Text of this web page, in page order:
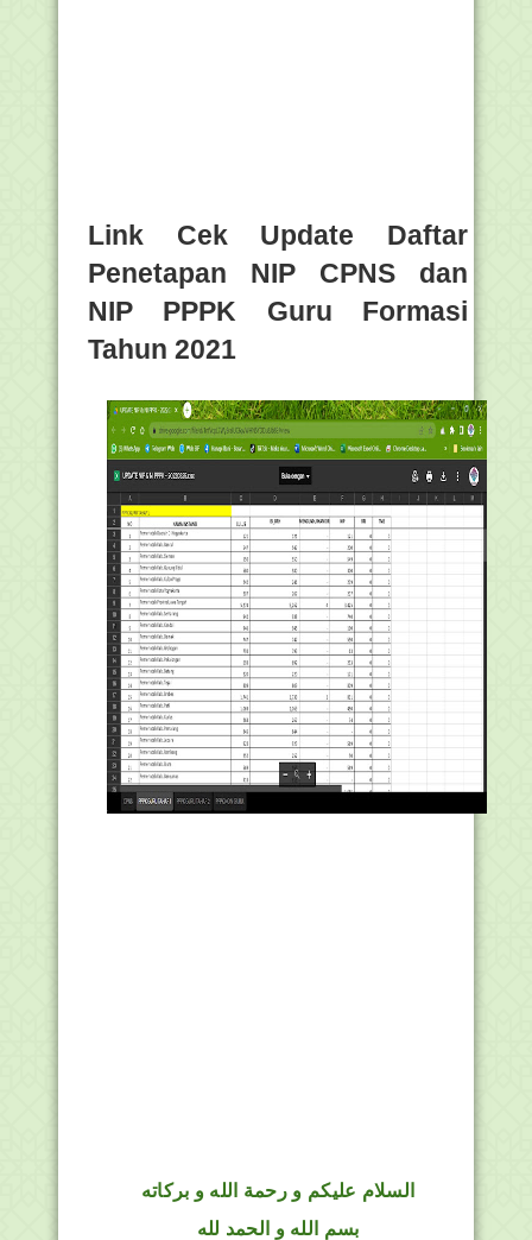
Link Cek Update Daftar
Penetapan NIP CPNS dan
NIP PPPK Guru Formasi
Tahun 2021
السلام عليكم و رحمة الله و بركاته
بسم الله و الحمد لله